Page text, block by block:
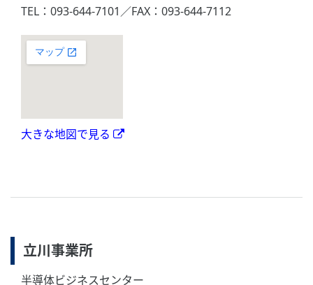
TEL：093-644-7101／FAX：093-644-7112
大きな地図で見る
立川事業所
半導体ビジネスセンター